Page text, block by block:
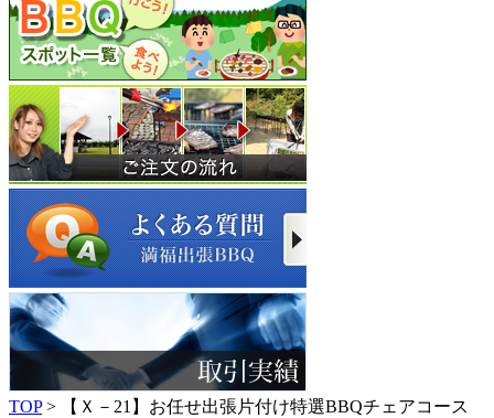
TOP> 【Ｘ－21】お任せ出張片付け特選BBQチェアコース